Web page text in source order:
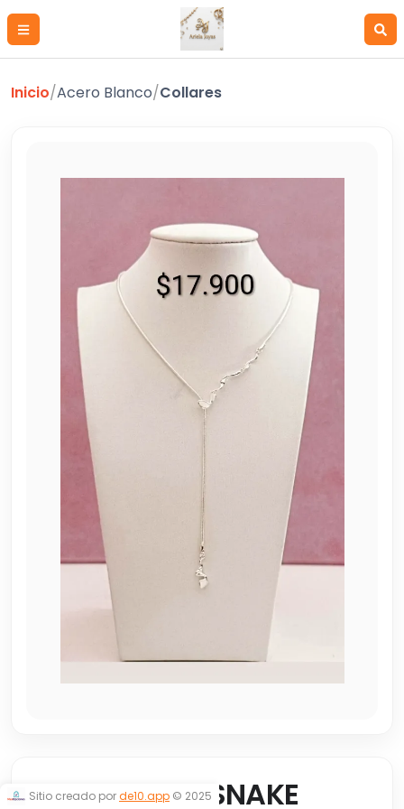
Inicio/Acero Blanco/Collares
CORBATERO SNAKE
Sitio creado porde10.app © 2025